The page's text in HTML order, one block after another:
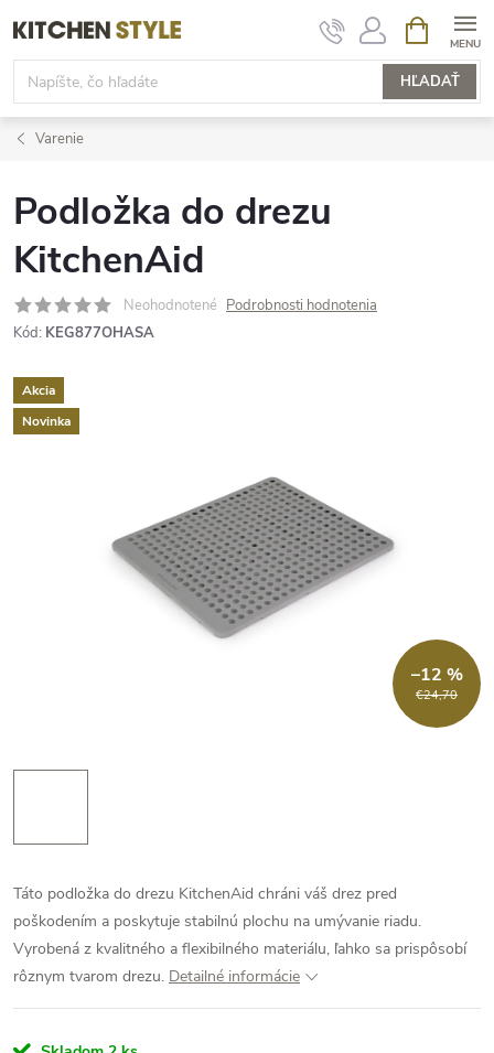
na
obsah
HĽADAŤ
KOŠÍK
Varenie
Podložka do drezu
KitchenAid
Neohodnotené Podrobnosti hodnotenia
Kód: KEG877OHASA
Akcia
Novinka
€24,70
–12 %
Táto podložka do drezu KitchenAid chráni váš drez pred
poškodením a poskytuje stabilnú plochu na umývanie riadu.
Vyrobená z kvalitného a flexibilného materiálu, ľahko sa prispôsobí
rôznym tvarom drezu. Detailné informácie